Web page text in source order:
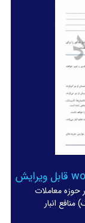
حوزه معاملات
انبار